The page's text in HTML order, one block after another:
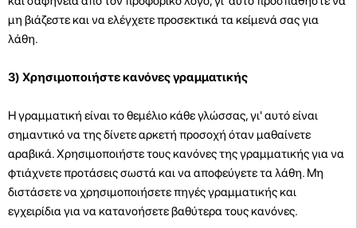
μη βιάζεστε και να ελέγχετε προσεκτικά τα κείμενά σας για
λάθη.
3) Χρησιμοποιήστε κανόνες γραμματικής
Η γραμματική είναι το θεμέλιο κάθε γλώσσας, γι' αυτό είναι
σημαντικό να της δίνετε αρκετή προσοχή όταν μαθαίνετε
αραβικά. Χρησιμοποιήστε τους κανόνες της γραμματικής για να
φτιάχνετε προτάσεις σωστά και να αποφεύγετε τα λάθη. Μη
διστάσετε να χρησιμοποιήσετε πηγές γραμματικής και
εγχειρίδια για να κατανοήσετε βαθύτερα τους κανόνες.